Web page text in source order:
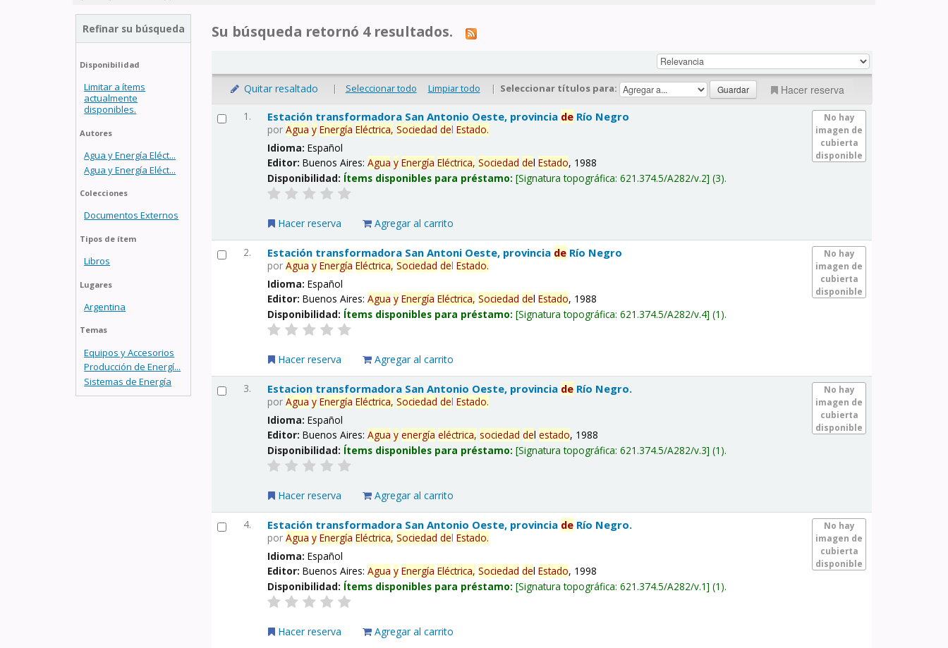
Refinar su búsqueda
Disponibilidad
Limitar a ítems
actualmente
disponibles.
Autores
Agua y Energía Eléct...
Agua y Energía Eléct...
Colecciones
Documentos Externos
Tipos de ítem
Libros
Lugares
Argentina
Temas
Equipos y Accesorios
Producción de Energí...
Sistemas de Energía
Su búsqueda retornó 4 resultados.
Quitar resaltado | Seleccionar todo Limpiar todo | Seleccionar títulos para: Hacer reserva
1.
No hay
imagen de
cubierta
disponible
Estación transformadora San Antonio Oeste, provincia de Río Negro
porAgua y Energía Eléctrica, Sociedad delEstado.
Idioma:Español
Editor:Buenos Aires:Agua y Energía Eléctrica, Sociedad delEstado, 1988
Disponibilidad: Ítems disponibles para préstamo: Signatura topográfica:621.374.5/A282/v.2 (3).
Hacer reserva Agregar al carrito
2.
No hay
imagen de
cubierta
disponible
Estación transformadora San Antoni Oeste, provincia de Río Negro
porAgua y Energía Eléctrica, Sociedad delEstado.
Idioma:Español
Editor:Buenos Aires:Agua y Energía Eléctrica, Sociedad delEstado, 1988
Disponibilidad: Ítems disponibles para préstamo: Signatura topográfica:621.374.5/A282/v.4 (1).
Hacer reserva Agregar al carrito
3.
No hay
imagen de
cubierta
disponible
Estacion transformadora San Antonio Oeste, provincia de Río Negro.
porAgua y Energía Eléctrica, Sociedad delEstado.
Idioma:Español
Editor:Buenos Aires:Agua y energía eléctrica, sociedad delestado, 1988
Disponibilidad: Ítems disponibles para préstamo: Signatura topográfica:621.374.5/A282/v.3 (1).
Hacer reserva Agregar al carrito
4.
No hay
imagen de
cubierta
disponible
Estación transformadora San Antonio Oeste, provincia de Río Negro.
porAgua y Energía Eléctrica, Sociedad delEstado.
Idioma:Español
Editor:Buenos Aires:Agua y Energía Eléctrica, Sociedad delEstado, 1998
Disponibilidad: Ítems disponibles para préstamo: Signatura topográfica:621.374.5/A282/v.1 (1).
Hacer reserva Agregar al carrito